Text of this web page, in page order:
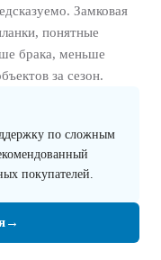
Замковая
понятные
брака, меньше
за сезон.
по сложным
покупателей.
→